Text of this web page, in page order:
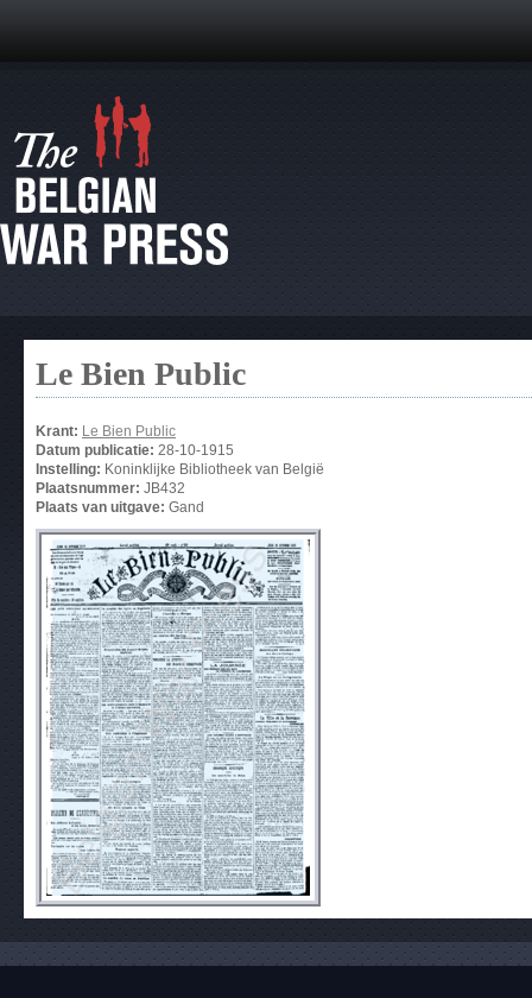
Le Bien Public
Krant: Le Bien Public
Datum publicatie: 28-10-1915
Instelling: Koninklijke Bibliotheek van België
Plaatsnummer: JB432
Plaats van uitgave: Gand